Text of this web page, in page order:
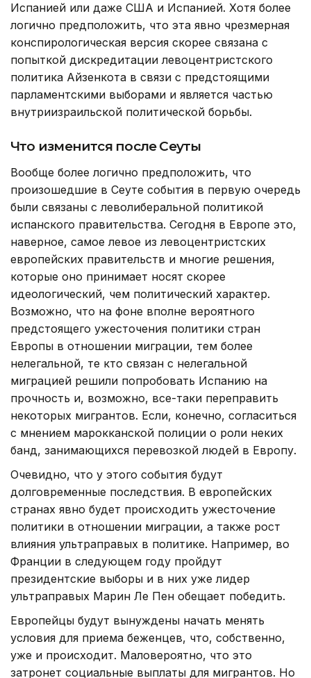
Испанией или даже США и Испанией. Хотя более
логично предположить, что эта явно чрезмерная
конспирологическая версия скорее связана с
попыткой дискредитации левоцентристского
политика Айзенкота в связи с предстоящими
парламентскими выборами и является частью
внутриизраильской политической борьбы.
Что изменится после Сеуты
Вообще более логично предположить, что
произошедшие в Сеуте события в первую очередь
были связаны с леволиберальной политикой
испанского правительства. Сегодня в Европе это,
наверное, самое левое из левоцентристских
европейских правительств и многие решения,
которые оно принимает носят скорее
идеологический, чем политический характер.
Возможно, что на фоне вполне вероятного
предстоящего ужесточения политики стран
Европы в отношении миграции, тем более
нелегальной, те кто связан с нелегальной
миграцией решили попробовать Испанию на
прочность и, возможно, все-таки переправить
некоторых мигрантов. Если, конечно, согласиться
с мнением марокканской полиции о роли неких
банд, занимающихся перевозкой людей в Европу.
Очевидно, что у этого события будут
долговременные последствия. В европейских
странах явно будет происходить ужесточение
политики в отношении миграции, а также рост
влияния ультраправых в политике. Например, во
Франции в следующем году пройдут
президентские выборы и в них уже лидер
ультраправых Марин Ле Пен обещает победить.
Европейцы будут вынуждены начать менять
условия для приема беженцев, что, собственно,
уже и происходит. Маловероятно, что это
затронет социальные выплаты для мигрантов. Но